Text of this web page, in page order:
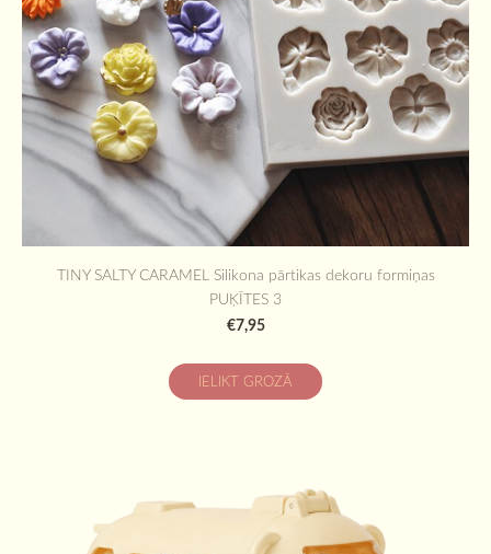
TINY SALTY CARAMEL Silikona pārtikas dekoru formiņas
PUĶĪTES 3
€7,95
IELIKT GROZĀ